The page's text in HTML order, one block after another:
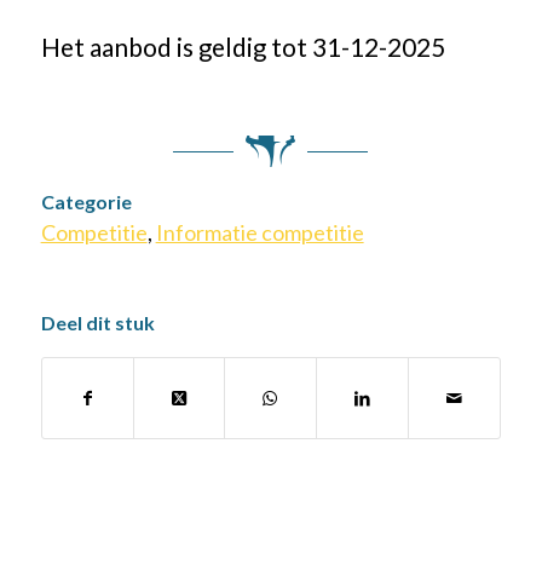
Het aanbod is geldig tot 31-12-2025
Categorie
Competitie, Informatie competitie
Deel dit stuk